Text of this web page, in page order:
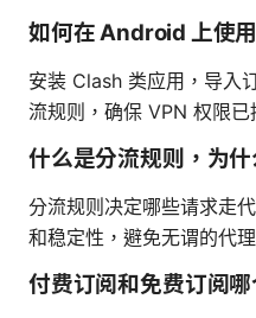
如何在 Android 上使
安装 Clash 类应用，导入
流规则，确保 VPN 权限已
什么是分流规则，为什
分流规则决定哪些请求走
和稳定性，避免无谓的代
付费订阅和免费订阅哪